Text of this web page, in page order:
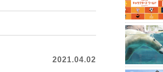
2021.04.02